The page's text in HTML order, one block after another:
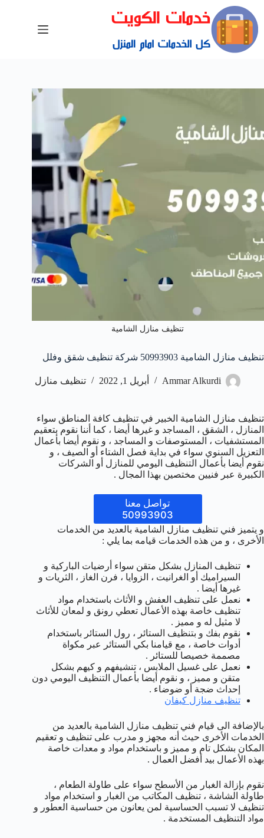
تنظيف منازل الشامية
تنظيف منازل الشامية 50993903‬ شركة تنظيف شقق وفلل
Ammar Alkurdi أبريل 1, 2022 تنظيف منازل
تنظيف منازل الشامية الخبير في تنظيف كافة المناطق سواء
المنازل ، الشقق ، المساجد و غيرها أيضا ، كما أننا نقوم بتعقيم
المستشفيات ، المستوصفات و المساجد ، و نقوم أيضا بأعمال
التعزيل السنوي سواء في بداية فصل الشتاء أو الصيف ، و
نقوم أيضا بأعمال التنظيف اليومي للمنازل أو الشركات
الكبيرة عبر فنيين مختصين بهذا المجال .
تواصل معنا
50993903
و يتميز فني تنظيف منازل الشامية بالعديد من الخدمات
الأخرى ، و من هذه الخدمات قيامه بما يلي :
تنظيف المنازل بشكل متقن سواء أرضيات الباركية و
السيراميك أو الغرانيت ، الزوايا ، فرن الغاز ، الثريات و
غيرها أيضا .
نعمل على تنظيف العفش و الأثاث باستخدام مواد
تنظيف خاصة بهذه الأعمال تعطي رونق و لمعان للأثاث
لا مثيل له و مميز .
نقوم بفك و بتنظيف الستائر ، رول الستائر باستخدام
أدوات خاصة ، مع قيامنا بكي الستائر عبر مكواة
مصممة خصيصا للستائر .
نعمل على غسيل الملابس ، تنشيفهم و كيهم بشكل
متقن و مميز ، و نقوم أيضا بأعمال التنظيف اليومي دون
إحداث ضجة أو ضوضاء .
تنظيف منازل كيفان
بالإضافة الى قيام فني تنظيف منازل الشامية بالعديد من
الخدمات الأخرى حيث أنه مجهز و مدرب على تنظيف و تعقيم
المكان بشكل تام و مميز و باستخدام مواد و معدات خاصة
بهذه الأعمال بيد أفضل العمال .
نقوم بإزالة الغبار من الأسطح سواء على طاولة الطعام ،
طاولة الشاشة ، تنظيف المكاتب من الغبار و استخدام مواد
تنظيف لا تسبب الحساسية لمن يعانون من حساسية العطور و
مواد التنظيف المستخدمة .